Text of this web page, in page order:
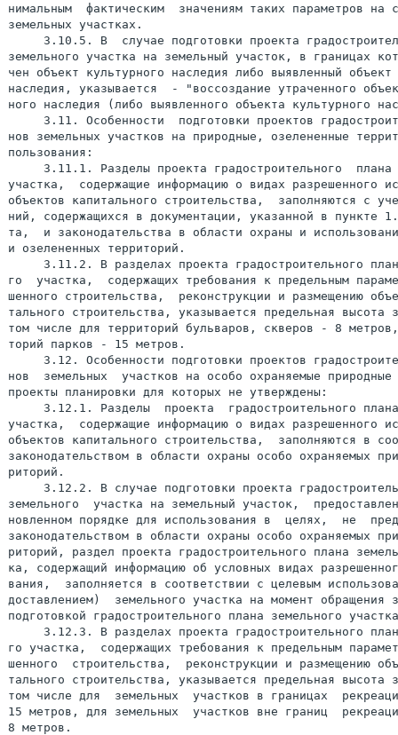
нимальным  фактическим  значениям таких параметров на
земельных участках.
3.10.5. В  случае подготовки проекта
земельного участка на земельный участок, в границах
чен объект культурного наследия либо выявленный объект
наследия, указывается  - "воссоздание утраченного
ного наследия (либо выявленного объекта культурного
3.11. Особенности  подготовки проектов
нов земельных участков на природные, озелененные
пользования:
3.11.1. Разделы проекта градостроительного  плана
участка,  содержащие информацию о видах разрешенного
объектов капитального строительства,  заполняются с
ний, содержащихся в документации, указанной в пункте
та,  и законодательства в области охраны и
и озелененных территорий.
3.11.2. В разделах проекта градостроительного
го  участка,  содержащих требования к предельным
шенного строительства,  реконструкции и размещению
тального строительства, указывается предельная высота
том числе для территорий бульваров, скверов - 8
торий парков - 15 метров.
3.12. Особенности подготовки проектов
нов  земельных  участков на особо охраняемые природные
проекты планировки для которых не утверждены:
3.12.1. Разделы  проекта  градостроительного
участка,  содержащие информацию о видах разрешенного
объектов капитального строительства,  заполняются в
законодательством в области охраны особо охраняемых
риторий.
3.12.2. В случае подготовки проекта
земельного  участка на земельный участок,
новленном порядке для использования в  целях,  не
законодательством в области охраны особо охраняемых
риторий, раздел проекта градостроительного плана
ка, содержащий информацию об условных видах
вания,  заполняется в соответствии с целевым
доставлением)  земельного участка на момент обращения
подготовкой градостроительного плана земельного
3.12.3. В разделах проекта градостроительного
го участка,  содержащих требования к предельным
шенного  строительства,  реконструкции и размещению
тального строительства, указывается предельная высота
том числе для  земельных  участков в границах
15 метров, для земельных  участков вне границ
8 метров.